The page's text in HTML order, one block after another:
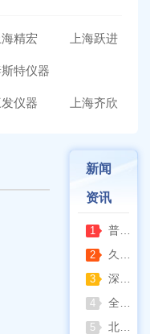
海精宏 上海跃进
特仪器
仪器 上海齐欣
新闻
资讯
1 普通烘箱和耐腐蚀烘箱区分
2 久兴医疗高压蒸汽灭菌器：制药科研灭菌的可靠之选
3 深那静音超声波清洗仪：科研洁净新标准，安静高效更安心
4 全自动凯氏定氮仪测定焦炭中氮 上海纤检助力焦化行业精准检测
5 北京六一电泳仪完整选型指南（分电泳槽 + 电源两大模块，按实验场景直接匹配）